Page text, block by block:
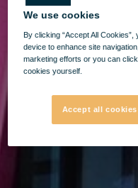
We use cookies
By clicking “Accept All
device to enhance site
marketing efforts or you can
cookies yourself.
Accept all cookies